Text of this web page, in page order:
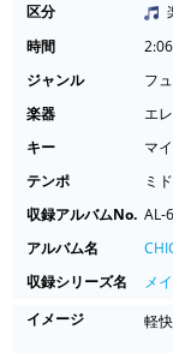
区分
時間
2:06
ジャンル
フ
楽器
エ
キー
マ
テンポ
ミ
収録アルバムNo. AL-
アルバム名
収録シリーズ名
メ
イメージ
軽